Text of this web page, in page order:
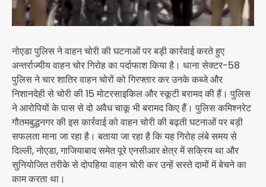
नोएडा पुलिस ने वाहन चोरी की घटनाओं पर बड़ी कार्रवाई करते हुए
अन्तर्राज्यीय वाहन चोर गिरोह का पर्दाफाश किया है। थाना सेक्टर-58
पुलिस ने चार शातिर वाहन चोरों को गिरफ्तार कर उनके कब्जे और
निशानदेही से चोरी की 15 मोटरसाइकिल और स्कूटी बरामद की हैं। पुलिस
ने आरोपियों के पास से दो अवैध चाकू भी बरामद किए हैं। पुलिस कमिश्नरेट
गौतमबुद्धनगर की इस कार्रवाई को वाहन चोरी की बढ़ती घटनाओं पर बड़ी
सफलता माना जा रहा है। बताया जा रहा है कि यह गिरोह लंबे समय से
दिल्ली, नोएडा, गाजियाबाद समेत पूरे एनसीआर क्षेत्र में सक्रिय था और
सुनियोजित तरीके से दोपहिया वाहन चोरी कर उन्हें सस्ते दामों में बेचने का
काम करता था।